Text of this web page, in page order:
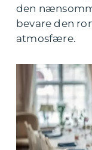
den
bevare den
atmosfære.